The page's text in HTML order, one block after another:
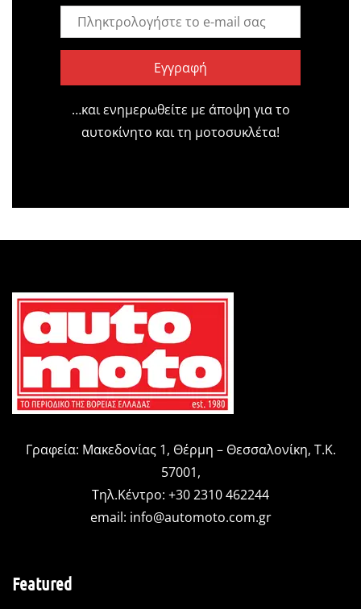
Εγγραφή
…και ενημερωθείτε με άποψη για το
αυτοκίνητο και τη μοτοσυκλέτα!
Γραφεία: Μακεδονίας 1, Θέρμη – Θεσσαλονίκη, Τ.Κ.
57001,
Τηλ.Κέντρο: +30 2310 462244
email: info@automoto.com.gr
Featured